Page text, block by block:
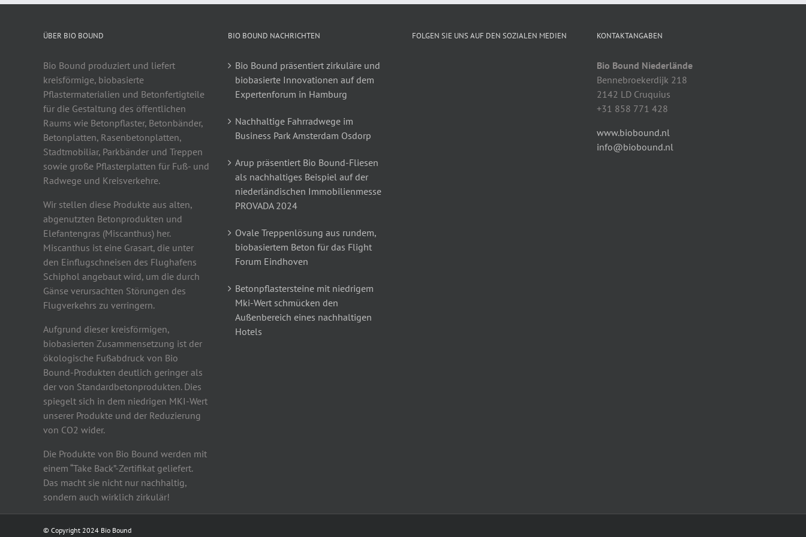
ÜBER BIO BOUND
Bio Bound produziert und liefert
kreisförmige, biobasierte
Pflastermaterialien und Betonfertigteile
für die Gestaltung des öffentlichen
Raums wie Betonpflaster, Betonbänder,
Betonplatten, Rasenbetonplatten,
Stadtmobiliar, Parkbänder und Treppen
sowie große Pflasterplatten für Fuß- und
Radwege und Kreisverkehre.
Wir stellen diese Produkte aus alten,
abgenutzten Betonprodukten und
Elefantengras (Miscanthus) her.
Miscanthus ist eine Grasart, die unter
den Einflugschneisen des Flughafens
Schiphol angebaut wird, um die durch
Gänse verursachten Störungen des
Flugverkehrs zu verringern.
Aufgrund dieser kreisförmigen,
biobasierten Zusammensetzung ist der
ökologische Fußabdruck von Bio
Bound-Produkten deutlich geringer als
der von Standardbetonprodukten. Dies
spiegelt sich in dem niedrigen MKI-Wert
unserer Produkte und der Reduzierung
von CO2 wider.
Die Produkte von Bio Bound werden mit
einem “Take Back”-Zertifikat geliefert.
Das macht sie nicht nur nachhaltig,
sondern auch wirklich zirkulär!
BIO BOUND NACHRICHTEN
Bio Bound präsentiert zirkuläre und
biobasierte Innovationen auf dem
Expertenforum in Hamburg
Nachhaltige Fahrradwege im
Business Park Amsterdam Osdorp
Arup präsentiert Bio Bound-Fliesen
als nachhaltiges Beispiel auf der
niederländischen Immobilienmesse
PROVADA 2024
Ovale Treppenlösung aus rundem,
biobasiertem Beton für das Flight
Forum Eindhoven
Betonpflastersteine mit niedrigem
Mki-Wert schmücken den
Außenbereich eines nachhaltigen
Hotels
FOLGEN SIE UNS AUF DEN SOZIALEN MEDIEN KONTAKTANGABEN
Bio Bound Niederlände
Bennebroekerdijk 218
2142 LD Cruquius
+31 858 771 428
www.biobound.nl
info@biobound.nl
© Copyright 2024 Bio Bound